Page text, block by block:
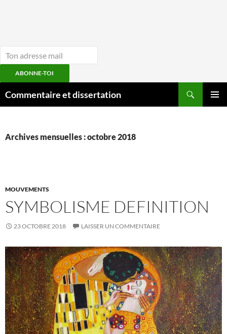
ABONNE-TOI
auCommentaire et dissertation
Archives mensuelles : octobre 2018
MOUVEMENTS
SYMBOLISME DEFINITION
23 OCTOBRE 2018 LAISSER UN COMMENTAIRE